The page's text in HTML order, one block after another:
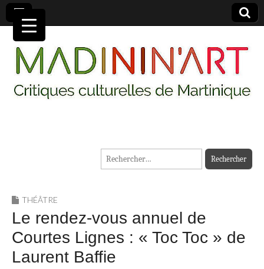
MADININ'ART
Rechercher :
THÉÂTRE
Le rendez-vous annuel de
Courtes Lignes : « Toc Toc » de
Laurent Baffie